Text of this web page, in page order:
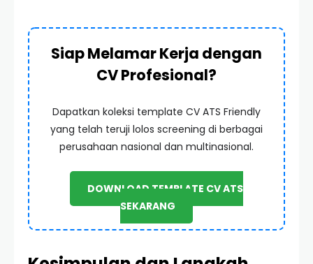
Siap Melamar Kerja dengan
CV Profesional?
Dapatkan koleksi template CV ATS Friendly
yang telah teruji lolos screening di berbagai
perusahaan nasional dan multinasional.
DOWNLOAD TEMPLATE CV ATS
SEKARANG